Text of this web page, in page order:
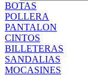
BOTAS
POLLERA
PANTALON
CINTOS
BILLETERAS
SANDALIAS
MOCASINES